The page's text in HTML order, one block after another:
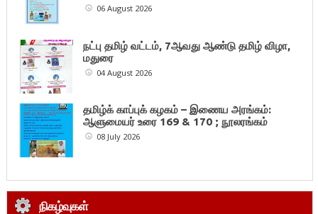
06 August 2026
நட்பு தமிழ் வட்டம், 7ஆவது ஆண்டு தமிழ் விழா,
மதுரை
04 August 2026
தமிழ்க் காப்புக் கழகம் – இணைய அரங்கம்:
ஆளுமையர் உரை 169 & 170 ; நூலரங்கம்
08 July 2026
நிகழ்வுகள்